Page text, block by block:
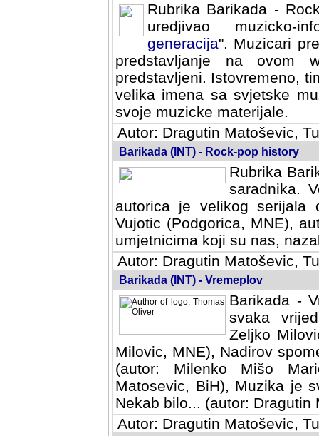
Rubrika Barikada -
uredjivao muzicko-
Muzicari predstavljeni u
na ovom web portalu
Istovremeno, tim nacinom
sa svjetske muzicke scene
materijale.
Autor: Dragutin Matoševic,
Barikada (INT) - Rock-pop history
Rubrika
saradnika.
autorica je velikog serijala
Vujotic (Podgorica, MNE),
umjetnicima koji su nas,
Autor: Dragutin Matoševic,
Barikada (INT) - Vremeplov
Barikada -
svaka
Milovic,
MNE), Nadirov spomenar
Milenko Mišo Maric, UK),
Muzika je svirala (autor:
(autor: Dragutin Matosevic,
Autor: Dragutin Matoševic,